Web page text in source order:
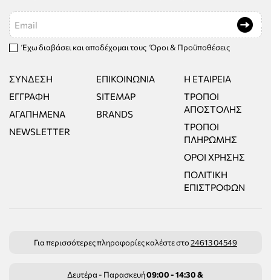
Email
Έχω διαβάσει και αποδέχομαι τους Όροι & Προϋποθέσεις
ΣΎΝΔΕΣΗ
ΕΓΓΡΑΦΉ
ΑΓΑΠΗΜΈΝΑ
NEWSLETTER
ΕΠΙΚΟΙΝΩΝΊΑ
SITEMAP
BRANDS
Η ΕΤΑΙΡΕΊΑ
ΤΡΌΠΟΙ
ΑΠΟΣΤΟΛΉΣ
ΤΡΌΠΟΙ
ΠΛΗΡΩΜΉΣ
ΌΡΟΙ ΧΡΉΣΗΣ
ΠΟΛΙΤΙΚΉ
ΕΠΙΣΤΡΟΦΏΝ
Για περισσότερες πληροφορίες καλέστε στο24613 04549
Δευτέρα - Παρασκευή09:00 - 14:30 &